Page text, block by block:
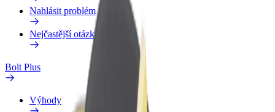
Nahlásit problém
Nejčastější otázky
Bolt Plus
Výhody